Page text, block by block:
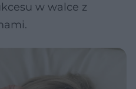
w walce z